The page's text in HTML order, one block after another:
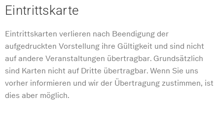
Eintrittskarte
Eintrittskarten verlieren nach Beendigung der
aufgedruckten Vorstellung ihre Gültigkeit und sind nicht
auf andere Veranstaltungen übertragbar. Grundsätzlich
sind Karten nicht auf Dritte übertragbar. Wenn Sie uns
vorher informieren und wir der Übertragung zustimmen, ist
dies aber möglich.